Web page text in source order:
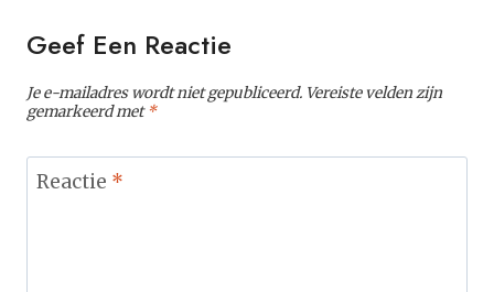
Geef Een Reactie
Je e-mailadres wordt niet gepubliceerd. Vereiste velden zijn
gemarkeerd met*
Reactie *